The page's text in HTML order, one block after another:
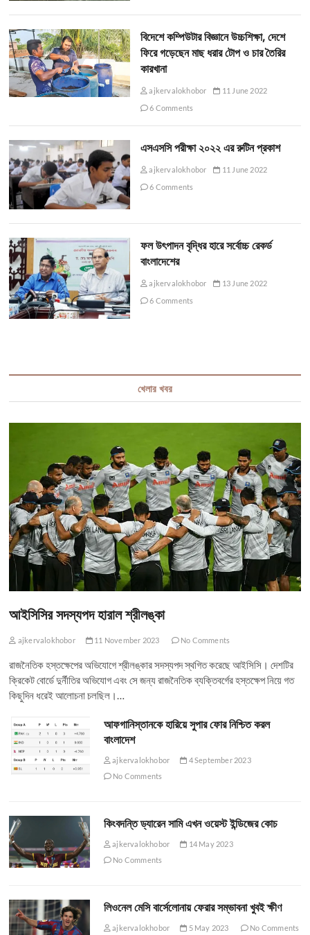
বিদেশে কম্পিউটার বিজ্ঞানে উচ্চশিক্ষা, দেশে
ফিরে গড়েছেন মাছ ধরার টোপ ও চার তৈরির
কারখানা
ajkervalokhobor
11 June 2022
6 Comments
এসএসসি পরীক্ষা ২০২২ এর রুটিন প্রকাশ
ajkervalokhobor
11 June 2022
6 Comments
ফল উৎপাদন বৃদ্ধির হারে সর্বোচ্চ রেকর্ড
বাংলাদেশের
ajkervalokhobor
13 June 2022
6 Comments
খেলার খবর
আইসিসির সদস্যপদ হারাল শ্রীলঙ্কা
ajkervalokhobor 11 November 2023 No Comments
রাজনৈতিক হস্তক্ষেপের অভিযোগে শ্রীলঙ্কার সদস্যপদ স্থগিত করেছে আইসিসি। দেশটির
ক্রিকেট বোর্ডে দুর্নীতির অভিযোগ এবং সে জন্য রাজনৈতিক ব্যক্তিবর্গের হস্তক্ষেপ নিয়ে গত
কিছুদিন ধরেই আলোচনা চলছিল।…
আফগানিস্তানকে হারিয়ে সুপার ফোর নিশ্চিত করল
বাংলাদেশ
ajkervalokhobor
4 September 2023
No Comments
কিংবদন্তি ড্যারেন সামি এখন ওয়েস্ট ইন্ডিজের কোচ
ajkervalokhobor
14 May 2023
No Comments
লিওনেল মেসি বার্সেলোনায় ফেরার সম্ভাবনা খুবই ক্ষীণ
ajkervalokhobor 5 May 2023 No Comments